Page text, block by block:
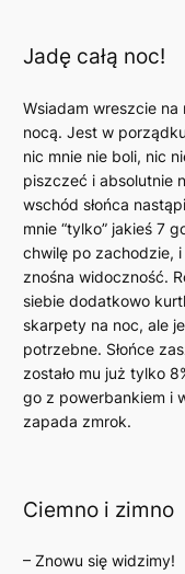
Jadę całą noc!
Wsiadam wreszcie
nocą. Jest w
nic mnie nie boli, nic
piszczeć i absolutnie
wschód słońca
mnie “tylko” jakieś 7
chwilę po zachodzie,
znośna widoczność.
siebie dodatkowo
skarpety na noc, ale
potrzebne. Słońce
zostało mu już tylko
go z powerbankiem i
zapada zmrok.
Ciemno i zimno
– Znowu się widzimy!